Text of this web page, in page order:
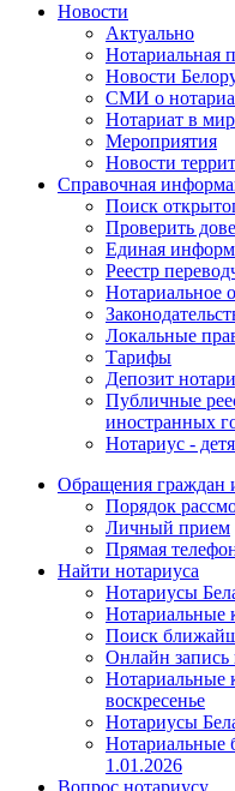
Новости
Актуально
Нотариальная
Новости
СМИ о
Нотариат в
Мероприятия
Новости
Справочная
Поиск
Проверить
Единая
Реестр
Нотариальное
Локальные
Тарифы
Депозит
Публичные
иностранных
Нотариус -
Обращения граждан
Порядок
Личный прием
Прямая
Найти нотариуса
Нотариусы
Нотариальные
Поиск
Онлайн запись
Нотариальные
воскресенье
Нотариусы
Нотариальные
1.01.2026